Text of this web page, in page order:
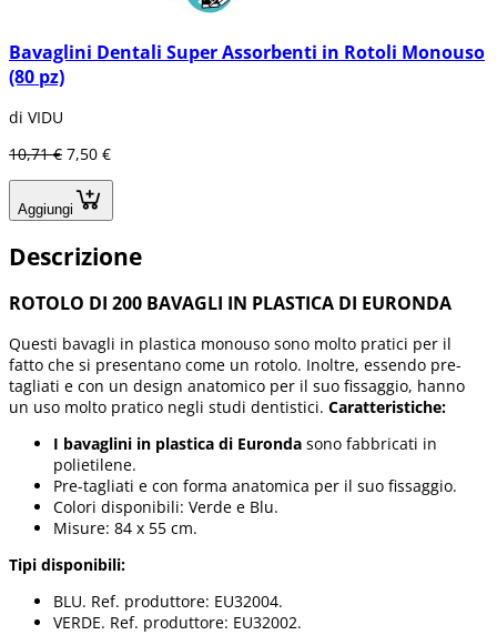
Bavaglini Dentali Super Assorbenti in Rotoli Monouso
(80 pz)
di VIDU
10,71 € 7,50 €
Aggiungi
Descrizione
ROTOLO DI 200 BAVAGLI IN PLASTICA DI EURONDA
Questi bavagli in plastica monouso sono molto pratici per il
fatto che si presentano come un rotolo. Inoltre, essendo pre-
tagliati e con un design anatomico per il suo fissaggio, hanno
un uso molto pratico negli studi dentistici. Caratteristiche:
I bavaglini in plastica di Euronda sono fabbricati in
polietilene.
Pre-tagliati e con forma anatomica per il suo fissaggio.
Colori disponibili: Verde e Blu.
Misure: 84 x 55 cm.
Tipi disponibili:
BLU. Ref. produttore: EU32004.
VERDE. Ref. produttore: EU32002.